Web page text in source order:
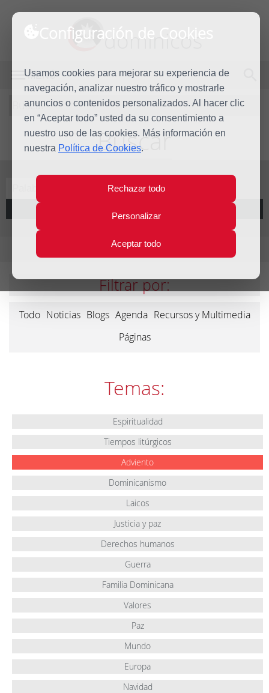
Configuración de Cookies
Usamos cookies para mejorar su experiencia de
navegación, analizar nuestro tráfico y mostrarle
anuncios o contenidos personalizados. Al hacer clic
en “Aceptar todo” usted da su consentimiento a
nuestro uso de las cookies. Más información en
nuestra Política de Cookies.
Rechazar todo
Personalizar
Aceptar todo
dominicos
MENÚ
Buscar
Buscar
Resultados para:
Filtrar por:
Todo Noticias Blogs Agenda Recursos y Multimedia
Páginas
Temas:
Espiritualidad
Tiempos litúrgicos
Adviento
Dominicanismo
Laicos
Justicia y paz
Derechos humanos
Guerra
Familia Dominicana
Valores
Paz
Mundo
Europa
Navidad